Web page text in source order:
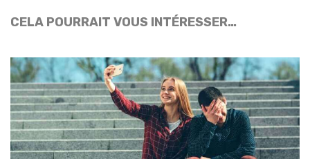
CELA POURRAIT VOUS INTÉRESSER…